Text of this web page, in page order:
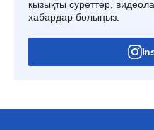
қызықты суреттер,
хабардар болыңыз.